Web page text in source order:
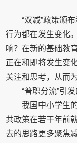
“双减”政策颁
行为都在发生变化
响？在新的基础教
正在和即将发生变
关注和思考，从而
“普职分流”引
我国中小学生
共政策在若干年前
去的思路更多聚焦